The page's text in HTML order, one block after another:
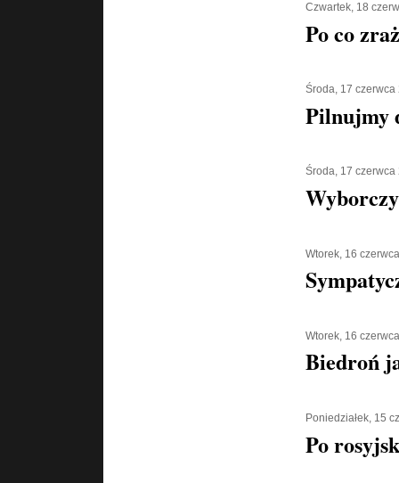
Czwartek, 18
Po co
Środa, 17 czerwca
Pilnujmy
Środa, 17 czerwca
Wtorek, 16
Wtorek, 16
Biedroń
Poniedziałek, 15
Po